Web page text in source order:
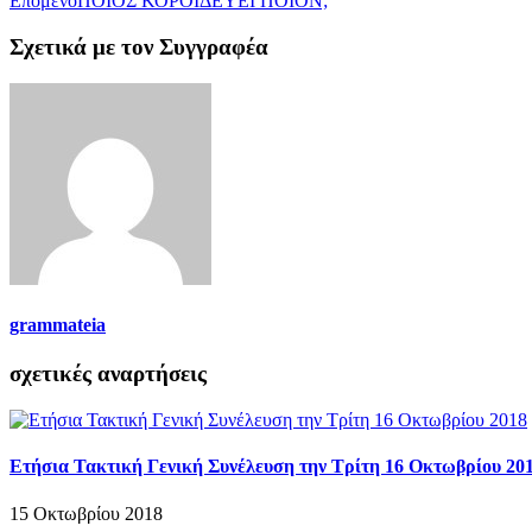
Σχετικά με τον Συγγραφέα
grammateia
σχετικές αναρτήσεις
Ετήσια Τακτική Γενική Συνέλευση την Τρίτη 16 Οκτωβρίου
15 Οκτωβρίου 2018